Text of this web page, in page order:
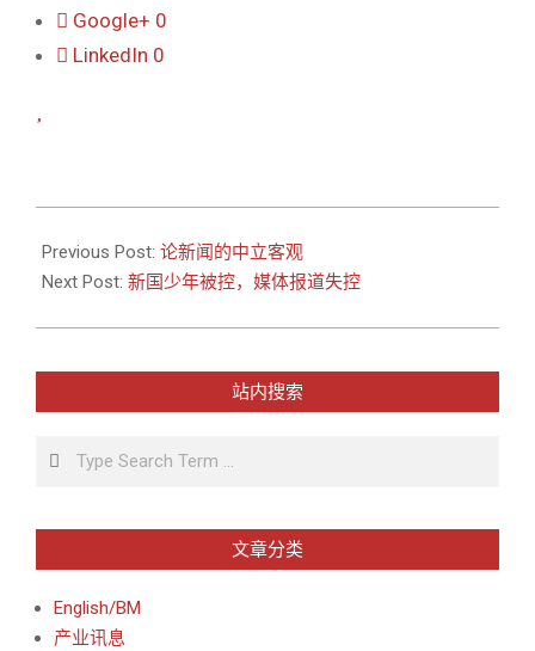
Google+ 0
LinkedIn 0
04-
15
Previous Post: 论新闻的中立客观
Next Post: 新国少年被控，媒体报道失控
站内搜索
文章分类
English/BM
产业讯息